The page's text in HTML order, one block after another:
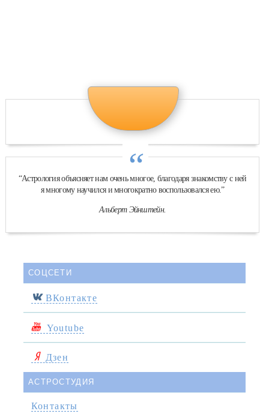
“
“Астрология объясняет нам очень многое, благодаря знакомству с ней
я многому научился и многократно воспользовался ею.”
Альберт Эйнштейн.
СОЦСЕТИ
ВКонтакте
Youtube
Дзен
АСТРОСТУДИЯ
Контакты